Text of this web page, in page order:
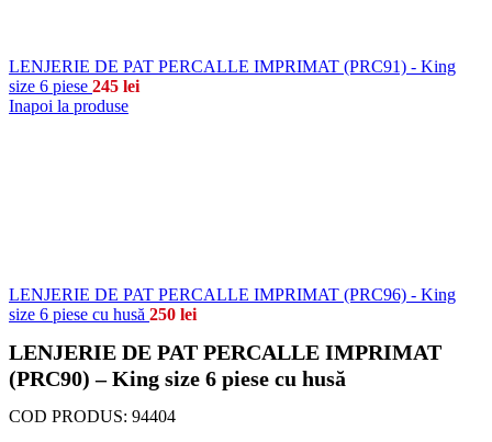
LENJERIE DE PAT PERCALLE IMPRIMAT (PRC91) - King
size 6 piese 245 lei
Inapoi la produse
LENJERIE DE PAT PERCALLE IMPRIMAT (PRC96) - King
size 6 piese cu husă 250 lei
LENJERIE DE PAT PERCALLE IMPRIMAT
(PRC90) – King size 6 piese cu husă
COD PRODUS: 94404